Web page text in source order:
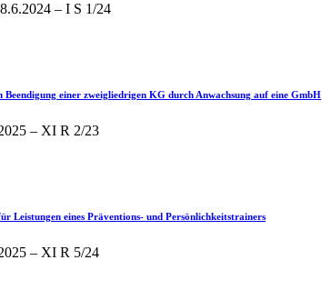
– I S 1/24
Beendigung einer zweigliedrigen KG durch Anwachsung auf eine GmbH
– XI R 2/23
Leistungen eines Präventions- und Persönlichkeitstrainers
– XI R 5/24